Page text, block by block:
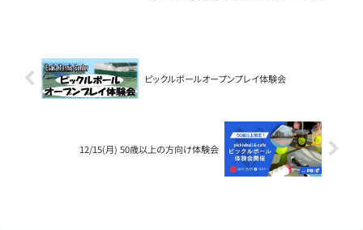
ピックルボールオープンプレイ体験会
12/15(月) 50歳以上の方向け体験会